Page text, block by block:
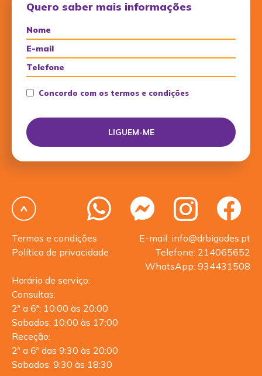
Quero saber mais informações
Concordo com os termos e condições
Termos e condições
Política de privacidade
E-mail: info@drbigodes.pt
Telefone: 214065652
WhatsApp: 934431508
Horário de serviço:
Consultas:
2ª a 6ª: 10:00 às 20:00
Sabados: 10:00 às 17:00
Receção:
2ª a 6ª das 9:30 às 20:00
Sabados: 9:30 às 18:30